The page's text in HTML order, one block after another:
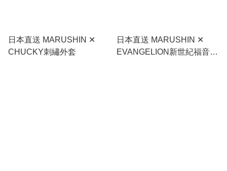
日本直送 MARUSHIN ✕
CHUCKY刺繡外套
日本直送 MARUSHIN ✕
EVANGELION新世紀福音戰